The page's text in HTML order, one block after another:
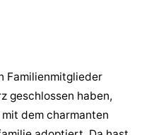
Familienmitglieder
geschlossen haben,
dem charmanten